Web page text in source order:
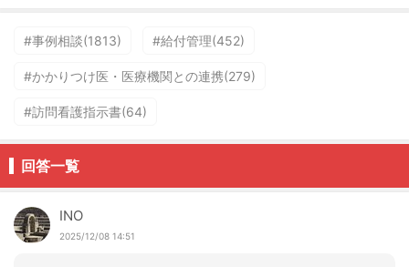
#事例相談(1813) #給付管理(452)
#かかりつけ医・医療機関との連携(279)
#訪問看護指示書(64)
回答一覧
INO
2025/12/08 14:51